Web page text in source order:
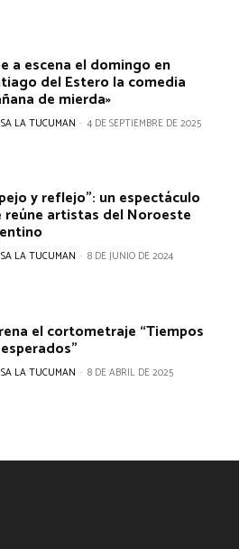
a escena el domingo en
del Estero la comedia
de mierda»
LA TUCUMAN - 4 DE SEPTIEMBRE DE 2025
y reflejo”: un espectáculo
reúne artistas del Noroeste
LA TUCUMAN - 8 DE JUNIO DE 2024
el cortometraje “Tiempos
LA TUCUMAN - 8 DE ABRIL DE 2025